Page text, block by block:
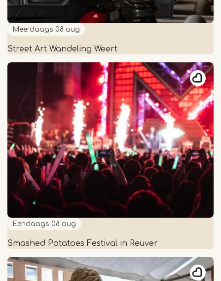
Meerdaags 08 aug
Street Art Wandeling Weert
Street
Eendaags 08 aug
Smashed Potatoes Festival in Reuver
Smashed
Potatoes